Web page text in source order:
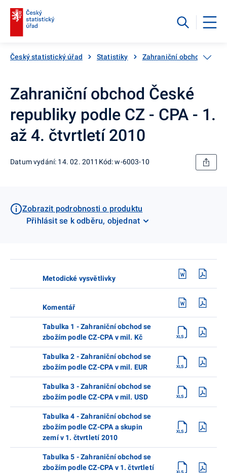
Český statistický úřad Statistiky Zahraniční obchod
Zahraniční obchod České
republiky podle CZ - CPA - 1.
až 4. čtvrtletí 2010
Datum vydání: 14. 02. 2011 Kód: w-6003-10
Zobrazit podrobnosti o produktu
Přihlásit se k odběru, objednat
Metodické vysvětlivky
Komentář
Tabulka 1 - Zahraniční obchod se
zbožím podle CZ-CPA v mil. Kč
Tabulka 2 - Zahraniční obchod se
zbožím podle CZ-CPA v mil. EUR
Tabulka 3 - Zahraniční obchod se
zbožím podle CZ-CPA v mil. USD
Tabulka 4 - Zahraniční obchod se
zbožím podle CZ-CPA a skupin
zemí v 1. čtvrtletí 2010
Tabulka 5 - Zahraniční obchod se
zbožím podle CZ-CPA v 1. čtvrtletí